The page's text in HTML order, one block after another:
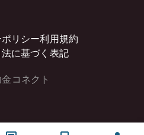
リシー利用規約
に基づく表記
コネクト